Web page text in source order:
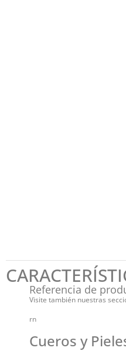
Referencia de
Visite también nuestras
rn
Cueros y